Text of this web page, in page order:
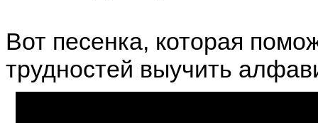
Вот песенка, которая
трудностей выучить